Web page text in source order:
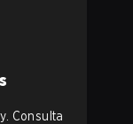
Consulta